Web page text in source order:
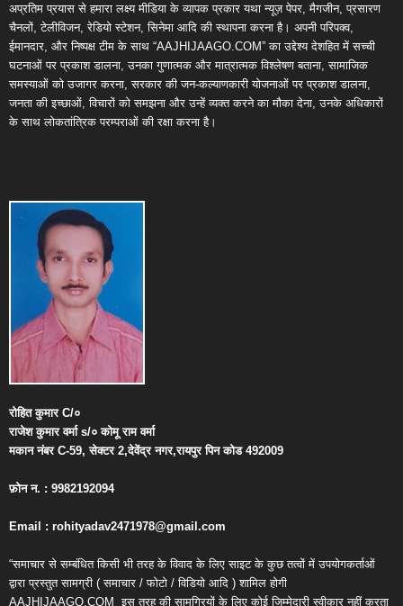
अप्रतिम प्रयास से हमारा लक्ष्य मीडिया के व्यापक प्रकार यथा न्यूज़ पेपर, मैगजीन, प्रसारण
चैनलों, टेलीविजन, रेडियो स्टेशन, सिनेमा आदि की स्थापना करना है। अपनी परिपक्व,
ईमानदार, और निष्पक्ष टीम के साथ “AAJHIJAAGO.COM” का उद्देश्य देशहित में सच्ची
घटनाओं पर प्रकाश डालना, उनका गुणात्मक और मात्रात्मक विश्लेषण बताना, सामाजिक
समस्याओं को उजागर करना, सरकार की जन-कल्याणकारी योजनाओं पर प्रकाश डालना,
जनता की इच्छाओं, विचारों को समझना और उन्हें व्यक्त करने का मौका देना, उनके अधिकारों
के साथ लोकतांत्रिक परम्पराओं की रक्षा करना है।
रोहित कुमारC/०
राजेश कुमार वर्माs/० कोमू राम वर्मा
मकान नंबरC-59,सेक्टर2,देवेंद्र नगर,रायपुर पिन कोड492009
फ़ोन न. : 9982192094
Email : rohityadav2471978@gmail.com
“समाचार से सम्बंधित किसी भी तरह के विवाद के लिए साइट के कुछ तत्वों में उपयोगकर्ताओं
द्वारा प्रस्तुत सामग्री ( समाचार / फोटो / विडियो आदि ) शामिल होगी
AAJHIJAAGO.COM इस तरह की सामग्रियों के लिए कोई जिम्मेदारी स्वीकार नहीं करता